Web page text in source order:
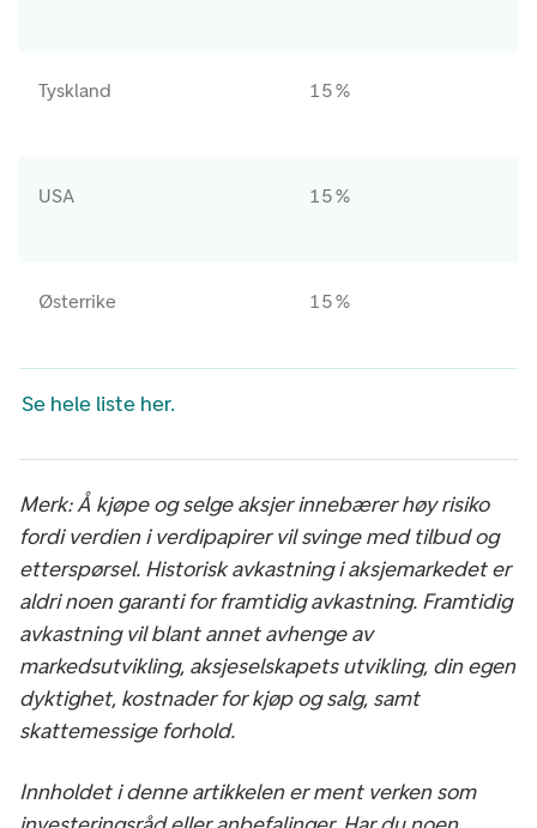
Tyskland 15 %
USA 15 %
Østerrike 15 %
Se hele liste her.
Merk: Å kjøpe og selge aksjer innebærer høy risiko
fordi verdien i verdipapirer vil svinge med tilbud og
etterspørsel. Historisk avkastning i aksjemarkedet er
aldri noen garanti for framtidig avkastning. Framtidig
avkastning vil blant annet avhenge av
markedsutvikling, aksjeselskapets utvikling, din egen
dyktighet, kostnader for kjøp og salg, samt
skattemessige forhold.
Innholdet i denne artikkelen er ment verken som